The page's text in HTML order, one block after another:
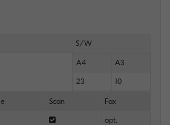
S/W
A4 A3
23 10
Scan Fax
opt.